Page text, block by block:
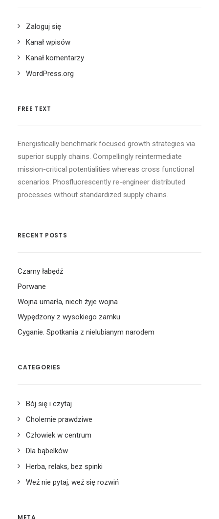
Zaloguj się
Kanał wpisów
Kanał komentarzy
WordPress.org
FREE TEXT
Energistically benchmark focused growth strategies via
superior supply chains. Compellingly reintermediate
mission-critical potentialities whereas cross functional
scenarios. Phosfluorescently re-engineer distributed
processes without standardized supply chains.
RECENT POSTS
Czarny łabędź
Porwane
Wojna umarła, niech żyje wojna
Wypędzony z wysokiego zamku
Cyganie. Spotkania z nielubianym narodem
CATEGORIES
Bój się i czytaj
Cholernie prawdziwe
Człowiek w centrum
Dla bąbelków
Herba, relaks, bez spinki
Weź nie pytaj, weź się rozwiń
META